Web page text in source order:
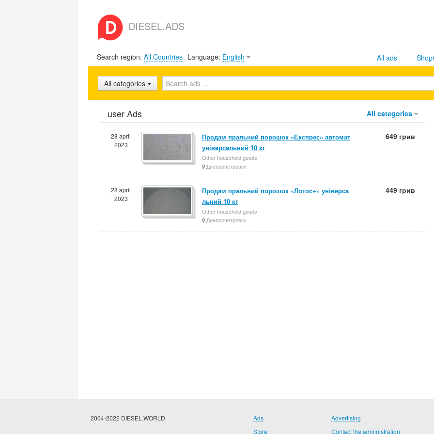
DIESEL.ADS
Search region: All Countries Language: English All ads
All categories
user Ads All categories
28 april
2023
Продам пральний порошок «Експрес» автомат
універсальний 10 кг
Other household goods
Днепропетровск
649 грив
28 april
2023
Продам пральний порошок «Лотос+» універса
льний 10 кг
Other household goods
Днепропетровск
449 грив
2004-2022 DIESEL.WORLD
Ads
Store
Advertising
Contact the administration